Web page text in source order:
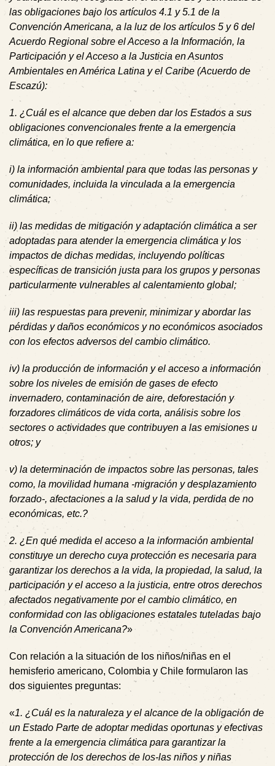
las obligaciones bajo los artículos 4.1 y 5.1 de la
Convención Americana, a la luz de los artículos 5 y 6 del
Acuerdo Regional sobre el Acceso a la Información, la
Participación y el Acceso a la Justicia en Asuntos
Ambientales en América Latina y el Caribe (Acuerdo de
Escazú):
1. ¿Cuál es el alcance que deben dar los Estados a sus
obligaciones convencionales frente a la emergencia
climática, en lo que refiere a:
i) la información ambiental para que todas las personas y
comunidades, incluida la vinculada a la emergencia
climática;
ii) las medidas de mitigación y adaptación climática a ser
adoptadas para atender la emergencia climática y los
impactos de dichas medidas, incluyendo políticas
específicas de transición justa para los grupos y personas
particularmente vulnerables al calentamiento global;
iii) las respuestas para prevenir, minimizar y abordar las
pérdidas y daños económicos y no económicos asociados
con los efectos adversos del cambio climático.
iv) la producción de información y el acceso a información
sobre los niveles de emisión de gases de efecto
invernadero, contaminación de aire, deforestación y
forzadores climáticos de vida corta, análisis sobre los
sectores o actividades que contribuyen a las emisiones u
otros; y
v) la determinación de impactos sobre las personas, tales
como, la movilidad humana -migración y desplazamiento
forzado-, afectaciones a la salud y la vida, perdida de no
económicas, etc.?
2. ¿En qué medida el acceso a la información ambiental
constituye un derecho cuya protección es necesaria para
garantizar los derechos a la vida, la propiedad, la salud, la
participación y el acceso a la justicia, entre otros derechos
afectados negativamente por el cambio climático, en
conformidad con las obligaciones estatales tuteladas bajo
la Convención Americana?»
Con relación a la situación de los niños/niñas en el
hemisferio americano, Colombia y Chile formularon las
dos siguientes preguntas:
«1. ¿Cuál es la naturaleza y el alcance de la obligación de
un Estado Parte de adoptar medidas oportunas y efectivas
frente a la emergencia climática para garantizar la
protección de los derechos de los-las niños y niñas